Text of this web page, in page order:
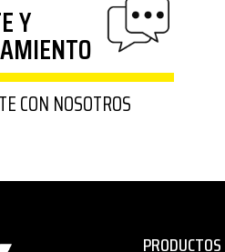
Y
CON NOSOTROS
PRODUCTOS